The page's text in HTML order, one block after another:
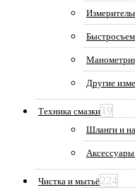
Другие
Техника смазки 19
Шланги и
Чистка и мытьё224